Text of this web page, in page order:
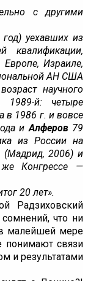
с другими
уехавших из
квалификации,
Израиле,
АН США
научного
й: четыре
в 1986 г. и вовсе
иАлферов79
из России на
(Мадрид, 2006) и
Конгрессе —
20 лет».
Радзиховский
что ни
малейшей мере
понимают связи
и результатами